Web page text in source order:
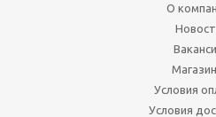
О
Условия
Условия